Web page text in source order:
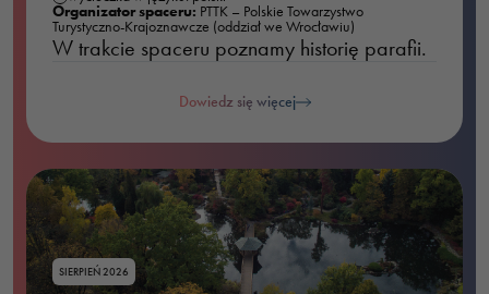
Organizator spaceru:
Turystyczno-Krajoznawcze (oddział we Wrocławiu)
W trakcie spaceru poznamy historię parafii.
Dowiedz się więcej
SIERPIEŃ 2026